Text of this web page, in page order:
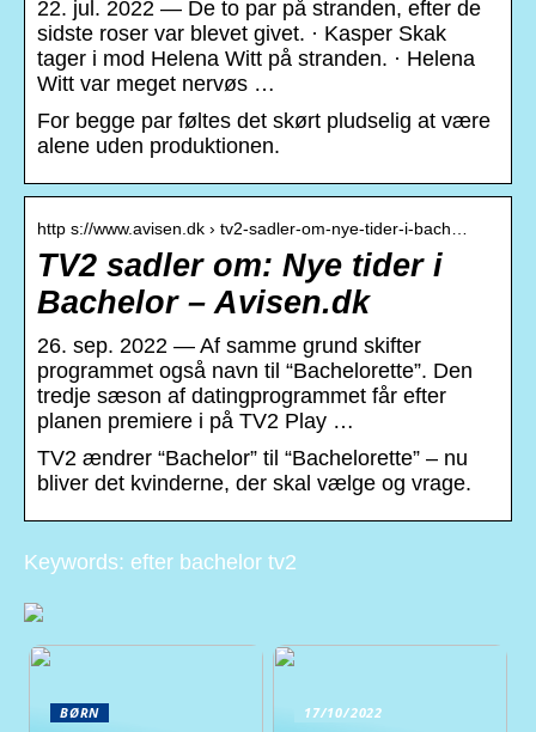
22. jul. 2022 — De to par på stranden, efter de
sidste roser var blevet givet. · Kasper Skak
tager i mod Helena Witt på stranden. · Helena
Witt var meget nervøs …
For begge par føltes det skørt pludselig at være
alene uden produktionen.
http s://www.avisen.dk › tv2-sadler-om-nye-tider-i-bach…
TV2 sadler om: Nye tider i
Bachelor – Avisen.dk
26. sep. 2022 — Af samme grund skifter
programmet også navn til “Bachelorette”. Den
tredje sæson af datingprogrammet får efter
planen premiere i på TV2 Play …
TV2 ændrer “Bachelor” til “Bachelorette” – nu
bliver det kvinderne, der skal vælge og vrage.
Keywords: efter bachelor tv2
BØRN 17/10/2022